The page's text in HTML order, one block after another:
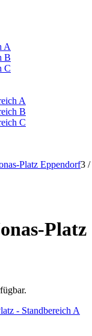
A
B
C
A
B
C
Platz Eppendorf3 /
Platz
- Standbereich A